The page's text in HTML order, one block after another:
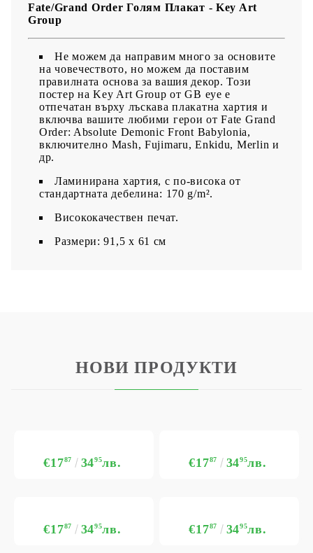
Fate/Grand Order Голям Плакат - Key Art
Group
Не можем да направим много за основите
на човечеството, но можем да поставим
правилната основа за вашия декор. Този
постер на Key Art Group от GB eye е
отпечатан върху лъскава плакатна хартия и
включва вашите любими герои от Fate Grand
Order: Absolute Demonic Front Babylonia,
включително Mash, Fujimaru, Enkidu, Merlin и
др.
Ламинирана хартия, с по-висока от
стандартната дебелина: 170 g/m².
Висококачествен печат.
Размери: 91,5 х 61 см
НОВИ ПРОДУКТИ
€1787 3495лв. €1787 3495лв.
€1787 3495лв. €1787 3495лв.